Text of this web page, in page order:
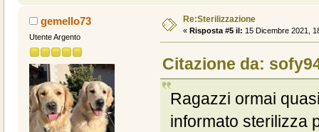
gemello73
Utente Argento
Re:Sterilizzazione
« Risposta #5 il: 15 Dicembre 2021,
Citazione da:
Ragazzi ormai
informato sterilizza